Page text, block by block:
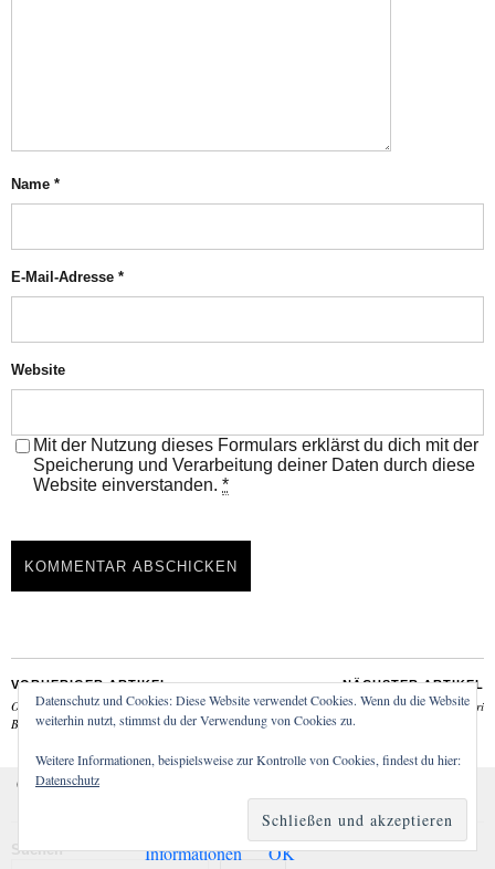
Name *
E-Mail-Adresse *
Website
Mit der Nutzung dieses Formulars erklärst du dich mit der
Speicherung und Verarbeitung deiner Daten durch diese
Website einverstanden. *
VORHERIGER ARTIKEL
Oodi Helsinki – Hightech-Wohnzimmer &
Bücherhimmel
NÄCHSTER ARTIKEL
Helsinkis Inseln: Vallisaari & Kuninkaansaari
Suchen
Datenschutz und Cookies: Diese Website verwendet Cookies. Wenn du die Website
weiterhin nutzt, stimmst du der Verwendung von Cookies zu.
Weitere Informationen, beispielsweise zur Kontrolle von Cookies, findest du hier:
Datenschutz
Cookies erleichtern die Bereitstellung unserer Dienste. Mit
der Nutzung unserer Dienste erklären Sie sich damit
einverstanden, dass wir Cookies verwenden. Weitere
Informationen
OK